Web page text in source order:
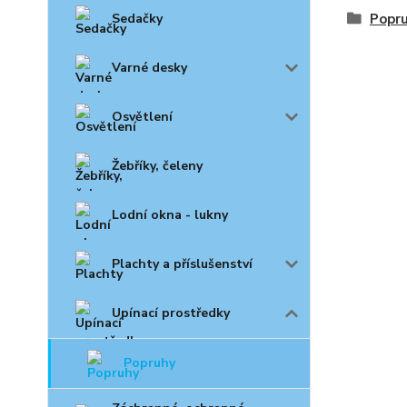
Sedačky
Varné desky
Osvětlení
Žebříky, čeleny
Lodní okna - lukny
Plachty a příslušenství
Upínací prostředky
Popruhy